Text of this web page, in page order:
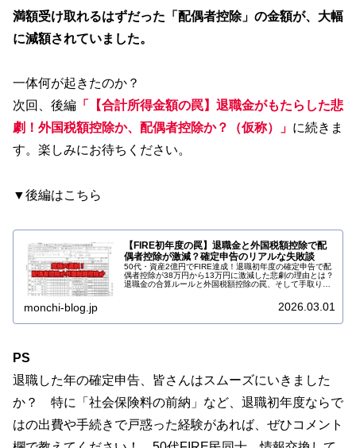
満額受け取れるはずだった「配偶者控除」の金額が、大幅
に減額されていました。
一体何が起きたのか？
次回、後編 「【合計所得金額の罠】退職金がもたらした悲
劇！外国税額控除か、配偶者控除か？（仮称）」 に続きま
す。楽しみにお待ちください。
▼後編はこちら
【FIRE初年度の罠】退職金と外国税額控除で配
偶者控除が激減？確定申告のリアルな失敗談
50代・資産2億円でFIRE達成！退職初年度の確定申告で配
偶者控除が38万円から13万円に激減した悲劇の理由とは？
退職金の合算ルールと外国税額控除の罠、そして手取りを
monchi-blog.jp 2026.03.01
PS
退職した年の確定申告、皆さんはスムーズにいきました
か？ 特に「社会保険料の前納」など、退職初年度ならで
はの出費や手続きで戸惑った経験があれば、ぜひコメント